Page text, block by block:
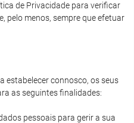
de Privacidade para verificar
pelo menos, sempre que efetuar
estabelecer connosco, os seus
as seguintes finalidades:
pessoais para gerir a sua